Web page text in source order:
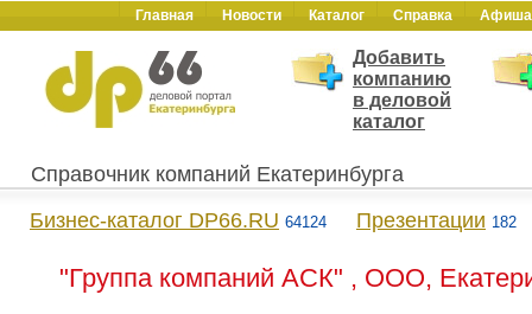
Главная Новости Каталог Справка Афиша
Добавить
компанию
в деловой
каталог
Справочник компаний Екатеринбурга
Бизнес-каталог DP66.RU 64124 Презентации 182
"Группа компаний АСК" , ООО,